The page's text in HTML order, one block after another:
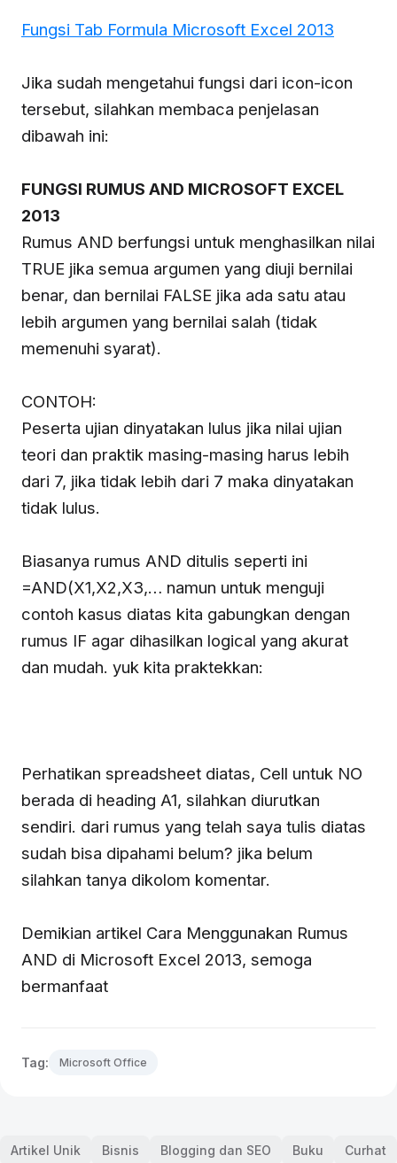
Fungsi Tab Formula Microsoft Excel 2013
Jika sudah mengetahui fungsi dari icon-icon
tersebut, silahkan membaca penjelasan
dibawah ini:
FUNGSI RUMUS AND MICROSOFT EXCEL
2013
Rumus AND berfungsi untuk menghasilkan nilai
TRUE jika semua argumen yang diuji bernilai
benar, dan bernilai FALSE jika ada satu atau
lebih argumen yang bernilai salah (tidak
memenuhi syarat).
CONTOH:
Peserta ujian dinyatakan lulus jika nilai ujian
teori dan praktik masing-masing harus lebih
dari 7, jika tidak lebih dari 7 maka dinyatakan
tidak lulus.
Biasanya rumus AND ditulis seperti ini
=AND(X1,X2,X3,… namun untuk menguji
contoh kasus diatas kita gabungkan dengan
rumus IF agar dihasilkan logical yang akurat
dan mudah. yuk kita praktekkan:
Perhatikan spreadsheet diatas, Cell untuk NO
berada di heading A1, silahkan diurutkan
sendiri. dari rumus yang telah saya tulis diatas
sudah bisa dipahami belum? jika belum
silahkan tanya dikolom komentar.
Demikian artikel Cara Menggunakan Rumus
AND di Microsoft Excel 2013, semoga
bermanfaat
Tag: Microsoft Office
Artikel Unik Bisnis Blogging dan SEO Buku Curhat